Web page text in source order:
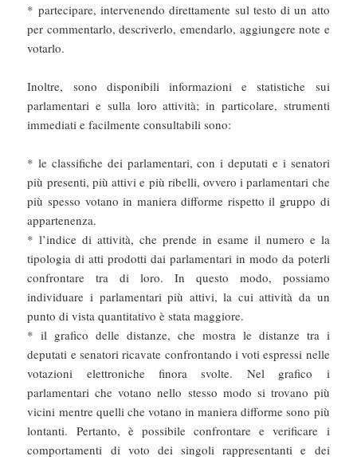
* partecipare, intervenendo direttamente sul testo di un atto
per commentarlo, descriverlo, emendarlo, aggiungere note e
votarlo.
Inoltre, sono disponibili informazioni e statistiche sui
parlamentari e sulla loro attività; in particolare, strumenti
immediati e facilmente consultabili sono:
* le classifiche dei parlamentari, con i deputati e i senatori
più presenti, più attivi e più ribelli, ovvero i parlamentari che
più spesso votano in maniera difforme rispetto il gruppo di
appartenenza.
* l’indice di attività, che prende in esame il numero e la
tipologia di atti prodotti dai parlamentari in modo da poterli
confrontare tra di loro. In questo modo, possiamo
individuare i parlamentari più attivi, la cui attività da un
punto di vista quantitativo è stata maggiore.
* il grafico delle distanze, che mostra le distanze tra i
deputati e senatori ricavate confrontando i voti espressi nelle
votazioni elettroniche finora svolte. Nel grafico i
parlamentari che votano nello stesso modo si trovano più
vicini mentre quelli che votano in maniera difforme sono più
lontanti. Pertanto, è possibile confrontare e verificare i
comportamenti di voto dei singoli rappresentanti e dei